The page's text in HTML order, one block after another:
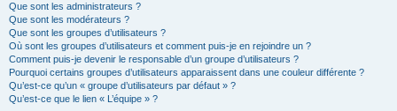
Que sont les administrateurs ?
Que sont les modérateurs ?
Que sont les groupes d’utilisateurs ?
Où sont les groupes d’utilisateurs et comment puis-je en rejoindre un ?
Comment puis-je devenir le responsable d’un groupe d’utilisateurs ?
Pourquoi certains groupes d’utilisateurs apparaissent dans une couleur différente ?
Qu’est-ce qu’un « groupe d’utilisateurs par défaut » ?
Qu’est-ce que le lien « L’équipe » ?